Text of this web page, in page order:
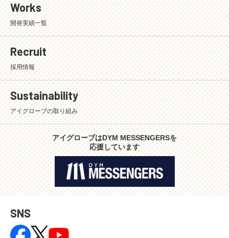
Works
開発実績一覧
Recruit
採用情報
Sustainability
アイグローブの取り組み
アイグローブはDYM MESSENGERSを
応援しています
SNS